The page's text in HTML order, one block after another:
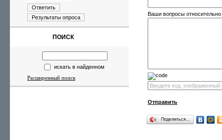
Ответить
Результаты опроса
ПОИСК
искать в найденном
Расширенный поиск
Ваши вопросы относительно
Отправить
Поделиться…